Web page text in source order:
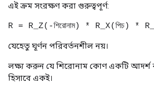
এই ক্রম সংরক্ষণ করা গুরুত্বপূর্ণ:
R = R_Z(-শিরোনাম) * R_X(পিচ) *
যেহেতু ঘূর্ণন পরিবর্তনশীল নয়।
লক্ষ্য করুন যে শিরোনাম কোণ একটি আদর্শ
হিসাবে একই।